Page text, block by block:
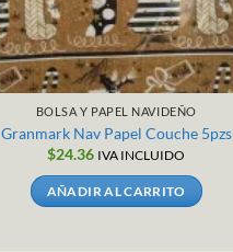
BOLSA Y PAPEL NAVIDEÑO
Granmark Nav Papel Couche 5pzs
$24.36 IVA INCLUIDO
AÑADIR AL CARRITO